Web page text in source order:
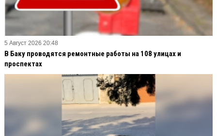
5 Август 2026 20:48
В Баку проводятся ремонтные работы на 108 улицах и
проспектах